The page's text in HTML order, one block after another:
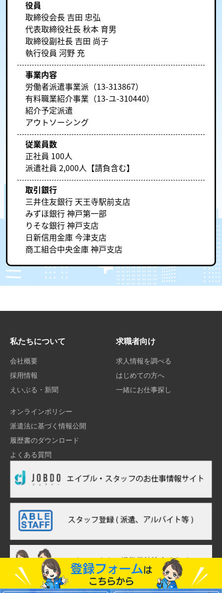
役員
取締役会長 吉田 忠弘
代表取締役社長 秋本 育男
取締役副社長 吉田 尚子
執行役員 河野 充
事業内容
労働者派遣事業派（13-313867）
有料職業紹介事業（13-ユ-310440）
紹介予定派遣
アウトソーシング
従業員数
正社員 100人
派遣社員 2,000人【請負含む】
取引銀行
三井住友銀行 天王寺駅前支店
みずほ銀行 神戸第一部
りそな銀行 神戸支店
日新信用金庫 今津支店
商工組合中央金庫 神戸支店
私たちについて
会社概要
採用情報
えいぶる・新聞
求職者向け
求人情報を調べる
はじめての方へ
一緒にお仕事探し
オンラインポリシー
派遣法に基づく情報公開
履歴書のダウンロード
よくある質問